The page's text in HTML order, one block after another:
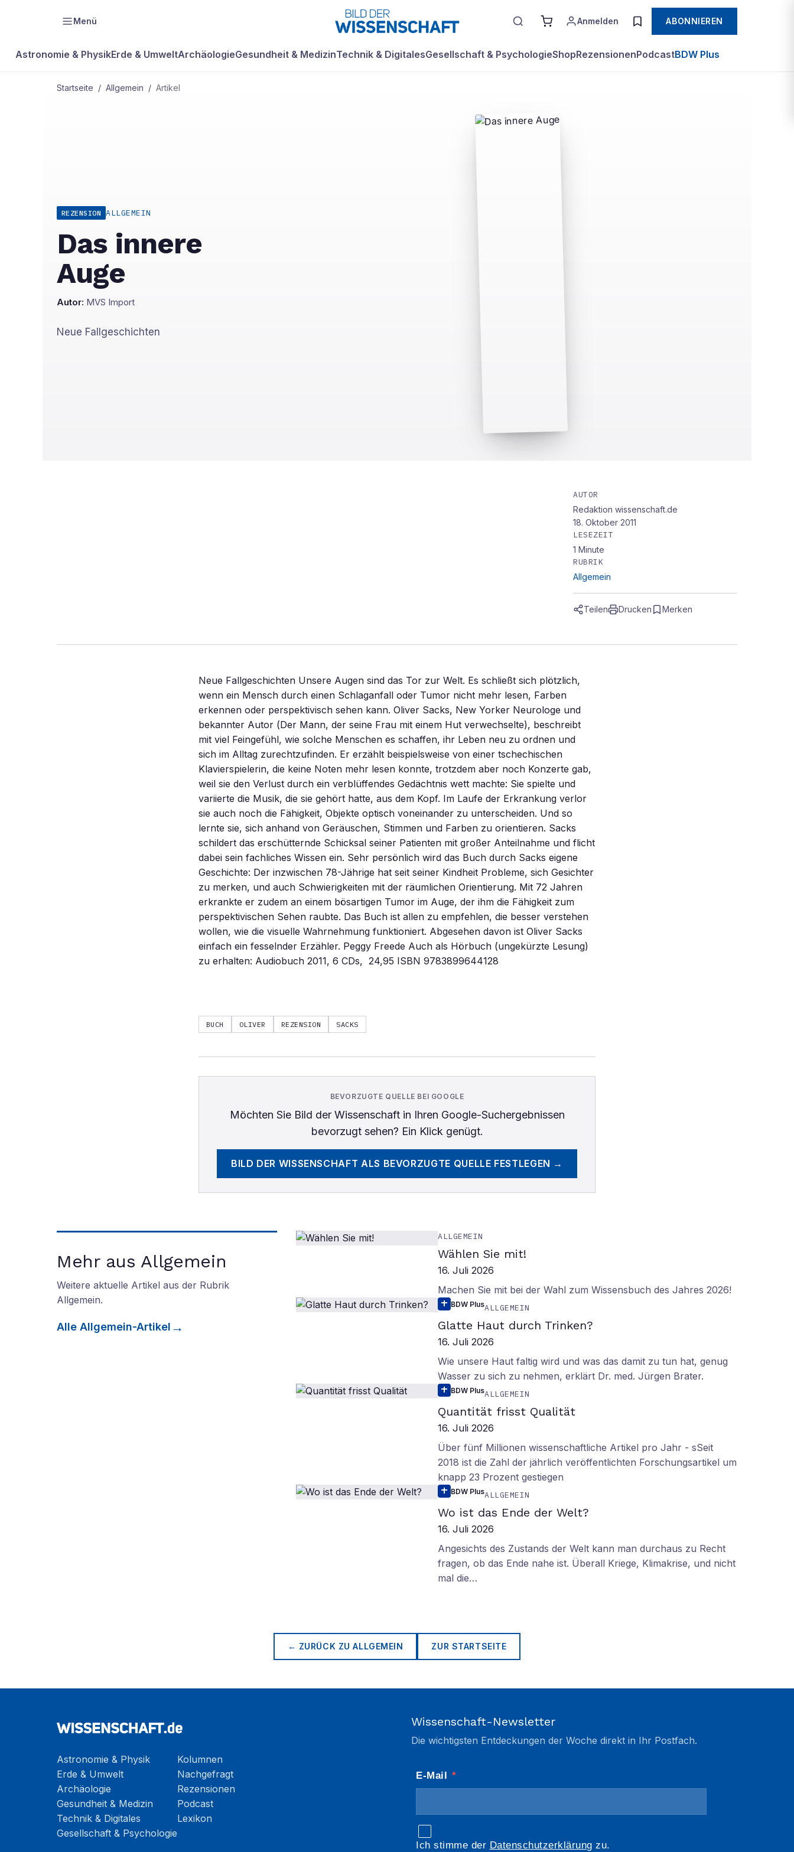
Menü Anmelden ABONNIEREN
Astronomie & PhysikErde & UmweltArchäologieGesundheit & MedizinTechnik & DigitalesGesellschaft & PsychologieShopRezensionenPodcastBDW Plus
Startseite / Allgemein / Artikel
REZENSION ALLGEMEIN
Das innere
Auge
Autor: MVS Import
Neue Fallgeschichten
AUTOR
Redaktion wissenschaft.de
18. Oktober 2011
LESEZEIT
1 Minute
RUBRIK
Allgemein
Teilen Drucken Merken
Neue Fallgeschichten Unsere Augen sind das Tor zur Welt. Es schließt sich plötzlich,
wenn ein Mensch durch einen Schlaganfall oder Tumor nicht mehr lesen, Farben
erkennen oder perspektivisch sehen kann. Oliver Sacks, New Yorker Neurologe und
bekannter Autor (Der Mann, der seine Frau mit einem Hut verwechselte), beschreibt
mit viel Feingefühl, wie solche Menschen es schaffen, ihr Leben neu zu ordnen und
sich im Alltag zurechtzufinden. Er erzählt beispielsweise von einer tschechischen
Klavierspielerin, die keine Noten mehr lesen konnte, trotzdem aber noch Konzerte gab,
weil sie den Verlust durch ein verblüffendes Gedächtnis wett machte: Sie spielte und
variierte die Musik, die sie gehört hatte, aus dem Kopf. Im Laufe der Erkrankung verlor
sie auch noch die Fähigkeit, Objekte optisch voneinander zu unterscheiden. Und so
lernte sie, sich anhand von Geräuschen, Stimmen und Farben zu orientieren. Sacks
schildert das erschütternde Schicksal seiner Patienten mit großer Anteilnahme und flicht
dabei sein fachliches Wissen ein. Sehr persönlich wird das Buch durch Sacks eigene
Geschichte: Der inzwischen 78-Jährige hat seit seiner Kindheit Probleme, sich Gesichter
zu merken, und auch Schwierigkeiten mit der räumlichen Orientierung. Mit 72 Jahren
erkrankte er zudem an einem bösartigen Tumor im Auge, der ihm die Fähigkeit zum
perspektivischen Sehen raubte. Das Buch ist allen zu empfehlen, die besser verstehen
wollen, wie die visuelle Wahrnehmung funktioniert. Abgesehen davon ist Oliver Sacks
einfach ein fesselnder Erzähler. Peggy Freede Auch als Hörbuch (ungekürzte Lesung)
zu erhalten: Audiobuch 2011, 6 CDs,  24,95 ISBN 9783899644128
BUCH OLIVER REZENSION SACKS
BEVORZUGTE QUELLE BEI GOOGLE
Möchten Sie Bild der Wissenschaftin Ihren Google-Suchergebnissen
bevorzugt sehen? Ein Klick genügt.
BILD DER WISSENSCHAFT ALS BEVORZUGTE QUELLE FESTLEGEN →
Mehr aus Allgemein
Weitere aktuelle Artikel aus der Rubrik
Allgemein.
Alle Allgemein-Artikel
ALLGEMEIN
Wählen Sie mit!
16. Juli 2026
Machen Sie mit bei der Wahl zum Wissensbuch des Jahres 2026!
BDW PlusALLGEMEIN
Glatte Haut durch Trinken?
16. Juli 2026
Wie unsere Haut faltig wird und was das damit zu tun hat, genug
Wasser zu sich zu nehmen, erklärt Dr. med. Jürgen Brater.
BDW PlusALLGEMEIN
Quantität frisst Qualität
16. Juli 2026
Über fünf Millionen wissenschaftliche Artikel pro Jahr - sSeit
2018 ist die Zahl der jährlich veröffentlichten Forschungsartikel um
knapp 23 Prozent gestiegen
BDW PlusALLGEMEIN
Wo ist das Ende der Welt?
16. Juli 2026
Angesichts des Zustands der Welt kann man durchaus zu Recht
fragen, ob das Ende nahe ist. Überall Kriege, Klimakrise, und nicht
mal die…
← ZURÜCK ZUALLGEMEIN ZUR STARTSEITE
Astronomie & Physik
Erde & Umwelt
Archäologie
Gesundheit & Medizin
Technik & Digitales
Gesellschaft & Psychologie
Kolumnen
Nachgefragt
Rezensionen
Podcast
Lexikon
Wissenschaft-Newsletter
Die wichtigsten Entdeckungen der Woche direkt in Ihr Postfach.